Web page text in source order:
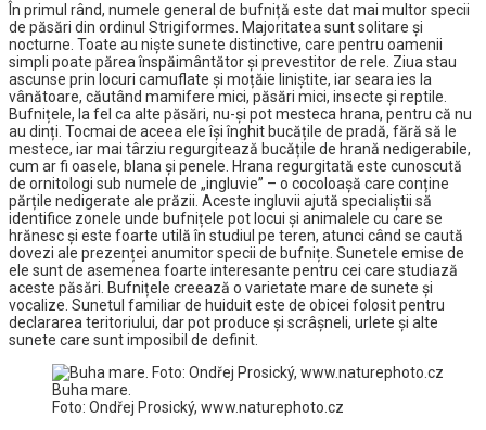
În primul rând, numele general de bufniță este dat mai multor specii
de păsări din ordinul Strigiformes. Majoritatea sunt solitare și
nocturne. Toate au niște sunete distinctive, care pentru oamenii
simpli poate părea înspăimântător și prevestitor de rele. Ziua stau
ascunse prin locuri camuflate și moțăie liniștite, iar seara ies la
vânătoare, căutând mamifere mici, păsări mici, insecte și reptile.
Bufnițele, la fel ca alte păsări, nu-și pot mesteca hrana, pentru că nu
au dinți. Tocmai de aceea ele își înghit bucățile de pradă, fără să le
mestece, iar mai târziu regurgitează bucățile de hrană nedigerabile,
cum ar fi oasele, blana și penele. Hrana regurgitată este cunoscută
de ornitologi sub numele de „ingluvie” – o cocoloașă care conține
părțile nedigerate ale prăzii. Aceste ingluvii ajută specialiștii să
identifice zonele unde bufnițele pot locui și animalele cu care se
hrănesc și este foarte utilă în studiul pe teren, atunci când se caută
dovezi ale prezenței anumitor specii de bufnițe. Sunetele emise de
ele sunt de asemenea foarte interesante pentru cei care studiază
aceste păsări. Bufnițele creează o varietate mare de sunete și
vocalize. Sunetul familiar de huiduit este de obicei folosit pentru
declararea teritoriului, dar pot produce și scrâșneli, urlete și alte
sunete care sunt imposibil de definit.
Buha mare.
Foto: Ondřej Prosický, www.naturephoto.cz